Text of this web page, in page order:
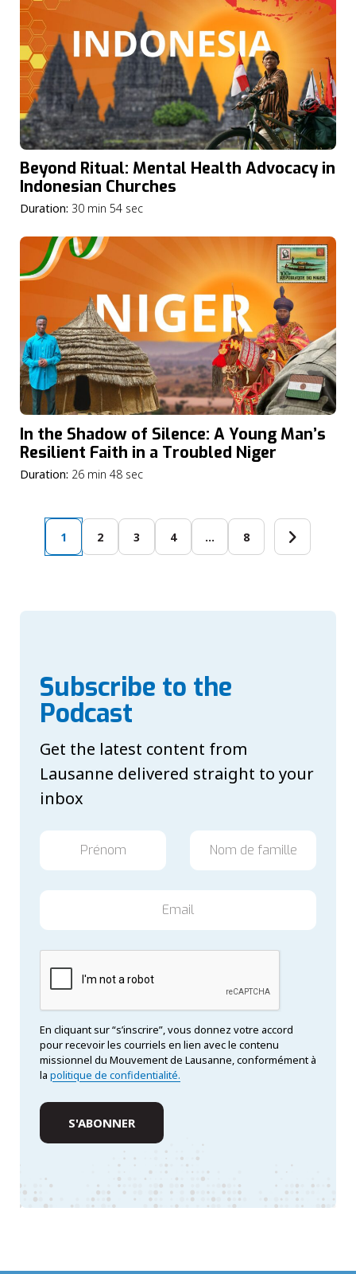
Beyond Ritual: Mental Health Advocacy in
Indonesian Churches
Duration: 30 min 54 sec
In the Shadow of Silence: A Young Man’s
Resilient Faith in a Troubled Niger
Duration: 26 min 48 sec
1 2 3 4 … 8
Subscribe to the
Podcast
Get the latest content from
Lausanne delivered straight to your
inbox
En cliquant sur “s’inscrire”, vous donnez votre accord
pour recevoir les courriels en lien avec le contenu
missionnel du Mouvement de Lausanne, conformément à
la politique de confidentialité.